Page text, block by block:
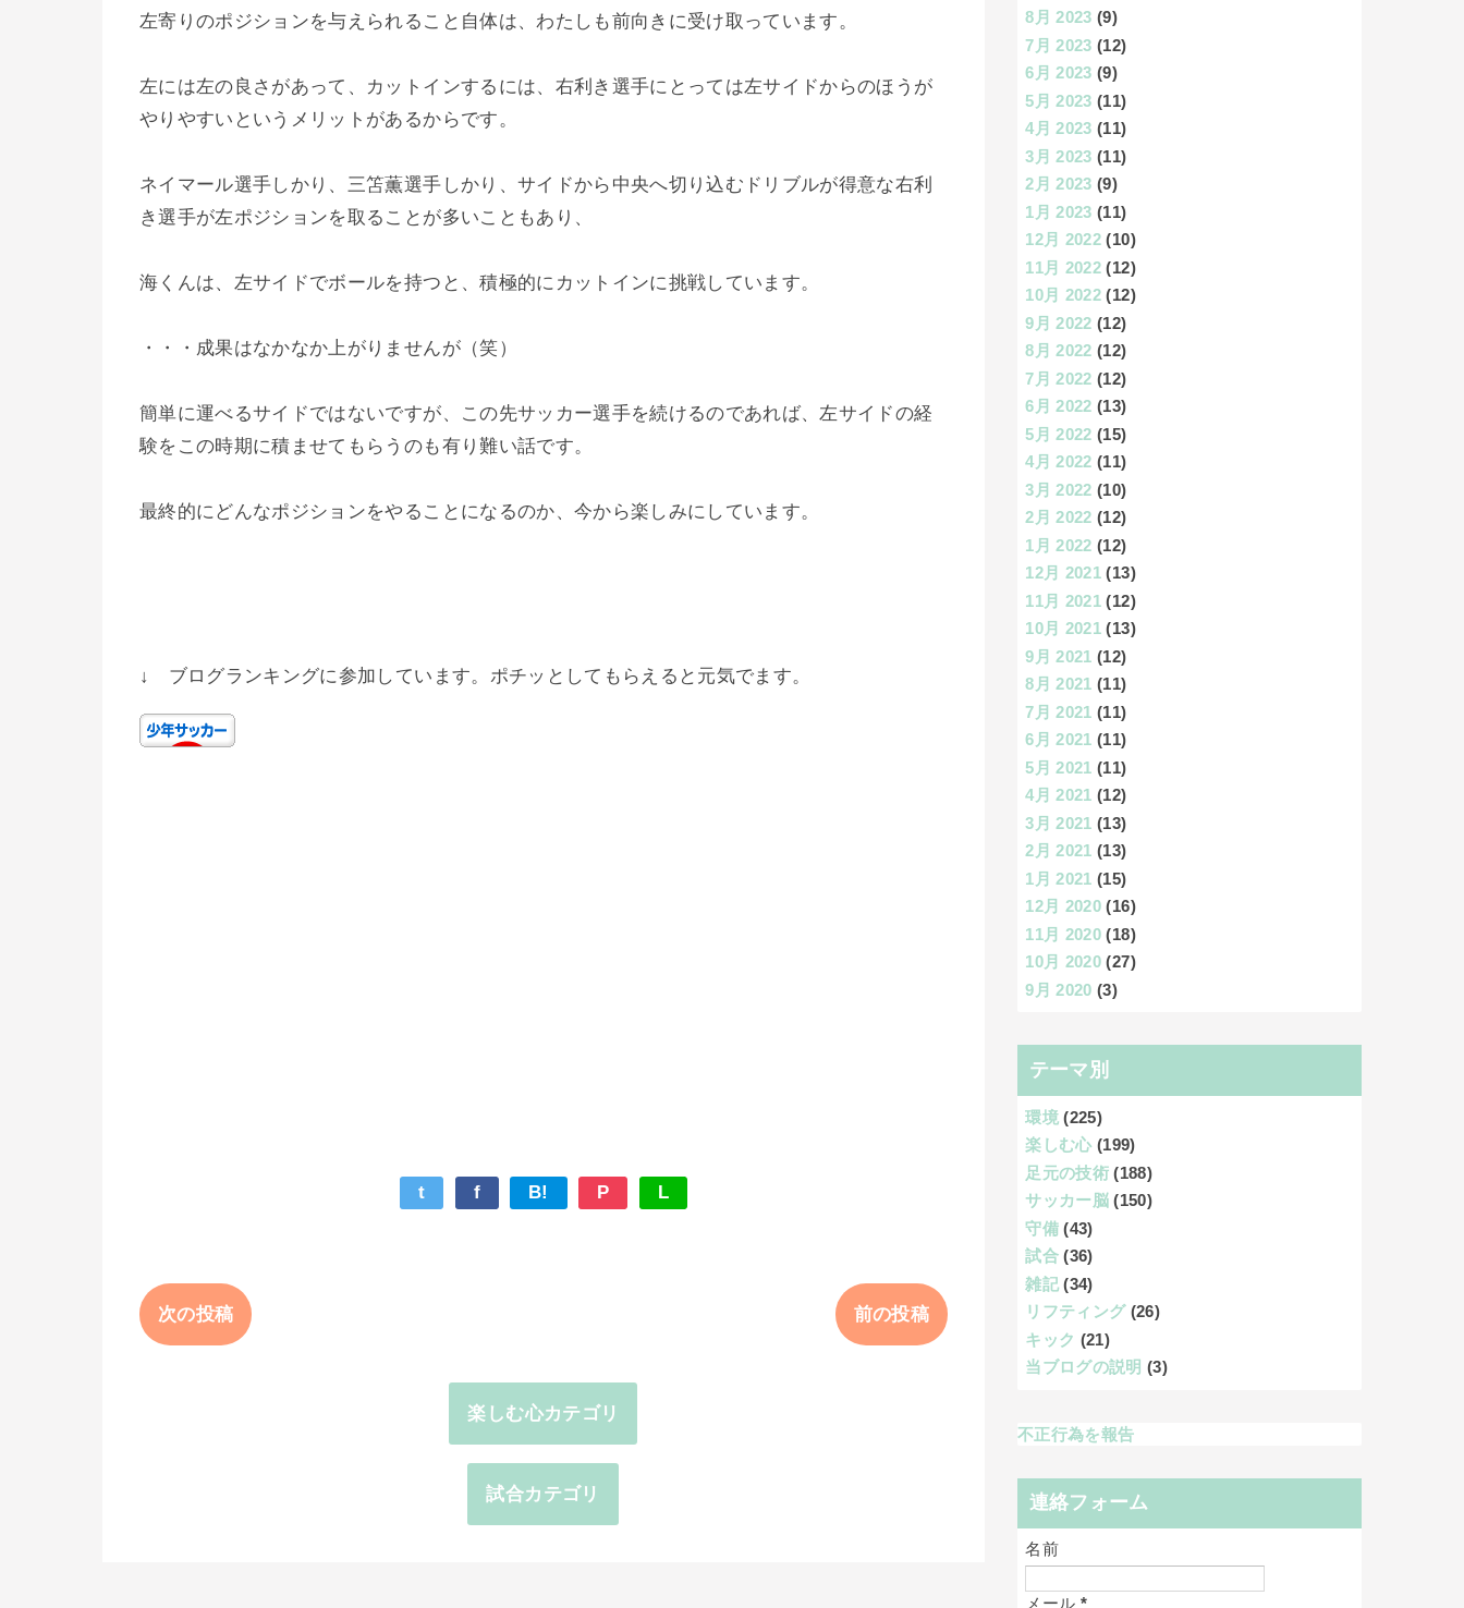
左寄りのポジションを与えられること自体は、わたしも前向きに受け取っています。
左には左の良さがあって、カットインするには、右利き選手にとっては左サイドからのほうが
やりやすいというメリットがあるからです。
ネイマール選手しかり、三笘薫選手しかり、サイドから中央へ切り込むドリブルが得意な右利
き選手が左ポジションを取ることが多いこともあり、
海くんは、左サイドでボールを持つと、積極的にカットインに挑戦しています。
・・・成果はなかなか上がりませんが（笑）
簡単に運べるサイドではないですが、この先サッカー選手を続けるのであれば、左サイドの経
験をこの時期に積ませてもらうのも有り難い話です。
最終的にどんなポジションをやることになるのか、今から楽しみにしています。
↓ ブログランキングに参加しています。ポチッとしてもらえると元気でます。
t f B! P L
次の投稿 前の投稿
楽しむ心カテゴリ
試合カテゴリ
8月 2023 (9)
7月 2023 (12)
6月 2023 (9)
5月 2023 (11)
4月 2023 (11)
3月 2023 (11)
2月 2023 (9)
1月 2023 (11)
12月 2022 (10)
11月 2022 (12)
10月 2022 (12)
9月 2022 (12)
8月 2022 (12)
7月 2022 (12)
6月 2022 (13)
5月 2022 (15)
4月 2022 (11)
3月 2022 (10)
2月 2022 (12)
1月 2022 (12)
12月 2021 (13)
11月 2021 (12)
10月 2021 (13)
9月 2021 (12)
8月 2021 (11)
7月 2021 (11)
6月 2021 (11)
5月 2021 (11)
4月 2021 (12)
3月 2021 (13)
2月 2021 (13)
1月 2021 (15)
12月 2020 (16)
11月 2020 (18)
10月 2020 (27)
9月 2020 (3)
テーマ別
環境 (225)
楽しむ心 (199)
足元の技術 (188)
サッカー脳 (150)
守備 (43)
試合 (36)
雑記 (34)
リフティング (26)
キック (21)
当ブログの説明 (3)
不正行為を報告
連絡フォーム
名前
メール *